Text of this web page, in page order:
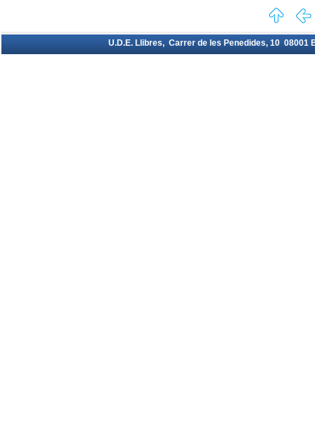
U.D.E. Llibres, Carrer de les Penedides, 10 08001